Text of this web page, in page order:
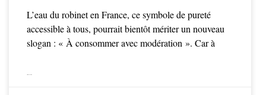
L’eau du robinet en France, ce symbole de pureté
accessible à tous, pourrait bientôt mériter un nouveau
slogan : « À consommer avec modération ». Car à